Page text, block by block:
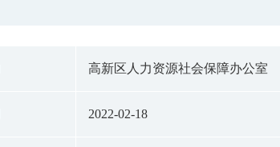
高新区人力资源社会保障办公室
2022-02-18